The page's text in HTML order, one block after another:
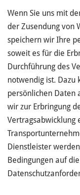
Wenn Sie uns mit
der Zusendung von
speichern wir Ihre
soweit es für die
Durchführung des
notwendig ist. Dazu
persönlichen Daten
wir zur Erbringung
Vertragsabwicklung
Dienstleister
Bedingungen auf